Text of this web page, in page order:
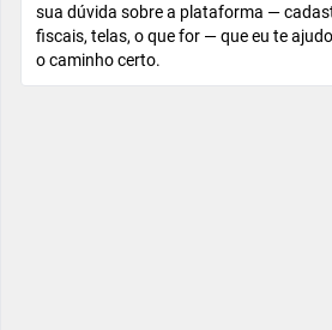
sua dúvida sobre a plataforma —
fiscais, telas, o que for — que eu te
o caminho certo.